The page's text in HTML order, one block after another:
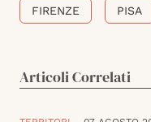
FIRENZE PISA
Articoli Correlati